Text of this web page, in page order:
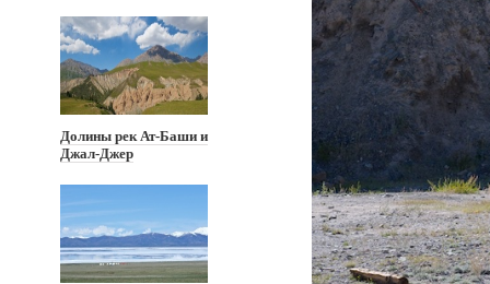
Долины рек Ат-Баши и
Джал-Джер